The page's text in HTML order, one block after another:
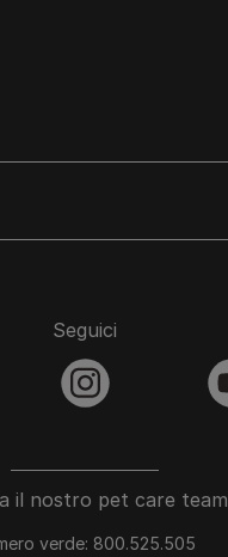
il nostro pet care team
verde: 800.525.505
Seguici
instagram